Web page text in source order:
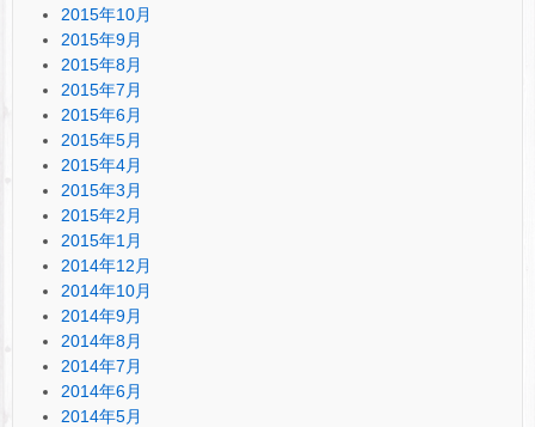
2015年10月
2015年9月
2015年8月
2015年7月
2015年6月
2015年5月
2015年4月
2015年3月
2015年2月
2015年1月
2014年12月
2014年10月
2014年9月
2014年8月
2014年7月
2014年6月
2014年5月